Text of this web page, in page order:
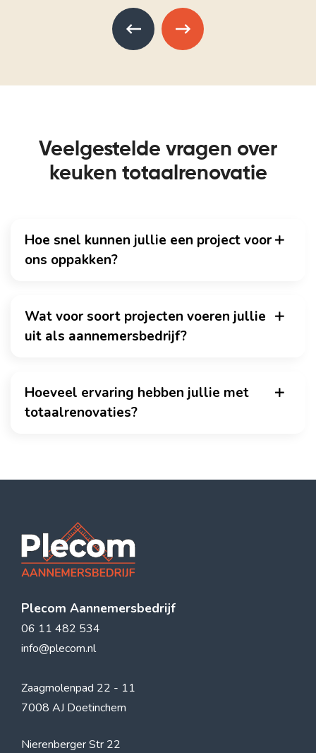
Veelgestelde vragen over
keuken totaalrenovatie
Hoe snel kunnen jullie een project voor
ons oppakken?
Wat voor soort projecten voeren jullie
uit als aannemersbedrijf?
Hoeveel ervaring hebben jullie met
totaalrenovaties?
Plecom Aannemersbedrijf
06 11 482 534
info@plecom.nl
Zaagmolenpad 22 - 11
7008 AJ Doetinchem
Nierenberger Str 22